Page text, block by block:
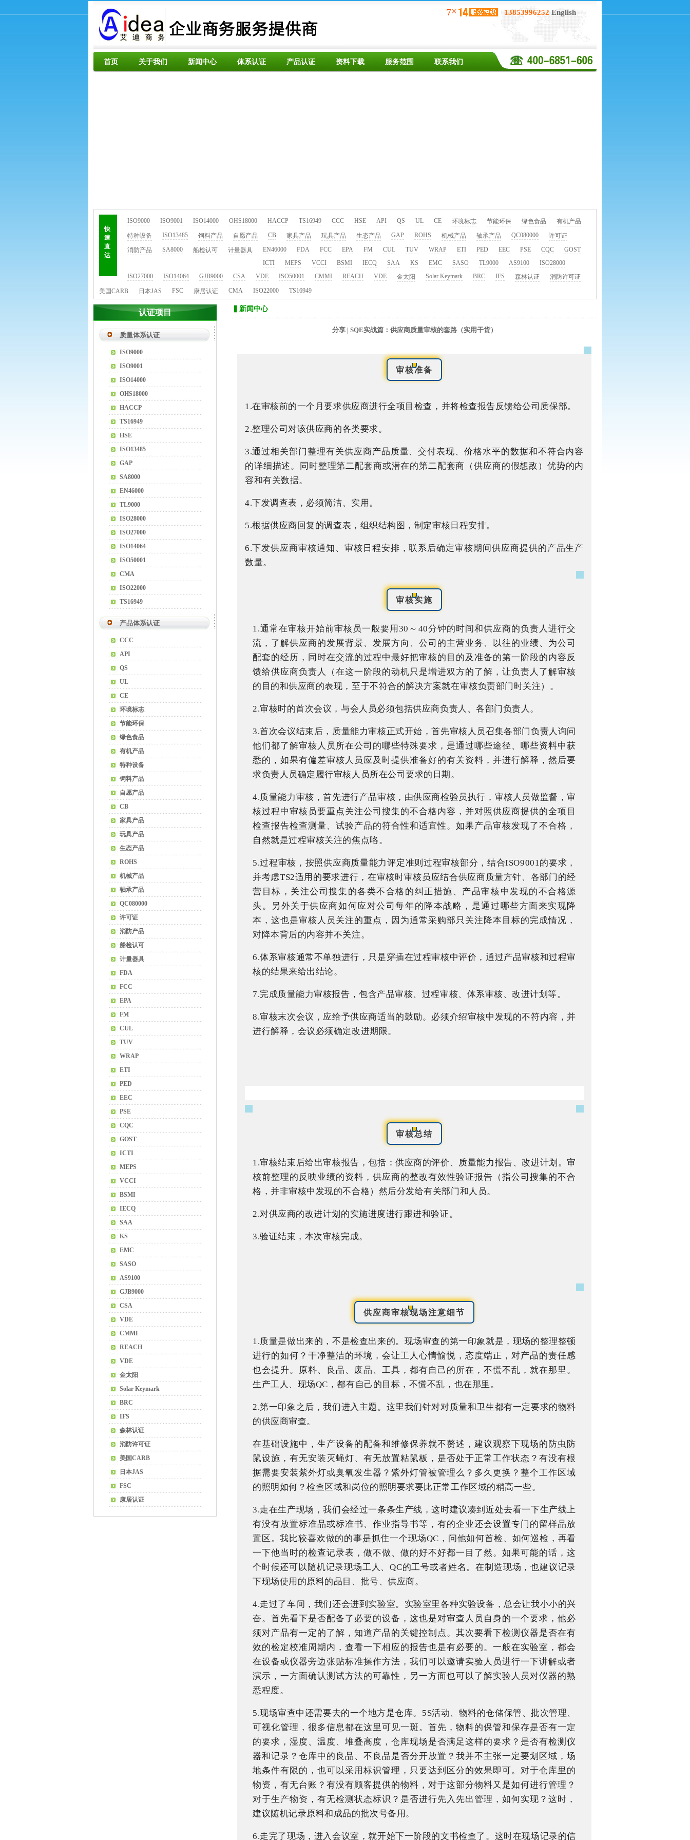
13853996252 English
首页 关于我们 新闻中心 体系认证 产品认证 资料下载 服务范围 联系我们
快
速
直
达
ISO9000 ISO9001 ISO14000 OHS18000 HACCP TS16949 CCC HSE API QS UL CE 环境标志 节能环保 绿色食品
有机产品
特种设备
ISO13485 饲料产品 自愿产品 CB 家具产品 玩具产品 生态产品 GAP ROHS 机械产品 轴承产品 QC080000
许可证
消防产品
SA8000 船检认可 计量器具 EN46000 FDA FCC EPA FM CUL TUV WRAP ETI PED EEC PSE CQC
GOST
ICTI
MEPS VCCI BSMI IECQ SAA KS EMC SASO TL9000 AS9100
ISO28000
ISO27000
ISO14064 GJB9000 CSA VDE ISO50001 CMMI REACH VDE 金太阳 Solar Keymark BRC IFS 森林认证
消防许可证
美国CARB
日本JAS FSC 康居认证 CMA ISO22000 TS16949
认证项目
质量体系认证
ISO9000
ISO9001
ISO14000
OHS18000
HACCP
TS16949
HSE
ISO13485
GAP
SA8000
EN46000
TL9000
ISO28000
ISO27000
ISO14064
ISO50001
CMA
ISO22000
TS16949
产品体系认证
CCC
API
QS
UL
CE
环境标志
节能环保
绿色食品
有机产品
特种设备
饲料产品
自愿产品
CB
家具产品
玩具产品
生态产品
ROHS
机械产品
轴承产品
QC080000
许可证
消防产品
船检认可
计量器具
FDA
FCC
EPA
FM
CUL
TUV
WRAP
ETI
PED
EEC
PSE
CQC
GOST
ICTI
MEPS
VCCI
BSMI
IECQ
SAA
KS
EMC
SASO
AS9100
GJB9000
CSA
VDE
CMMI
REACH
VDE
金太阳
Solar Keymark
BRC
IFS
森林认证
消防许可证
美国CARB
日本JAS
FSC
康居认证
▍新闻中心
分享 | SQE实战篇：供应商质量审核的套路（实用干货）
审核准备
1.在审核前的一个月要求供应商进行全项目检查，并将检查报告反馈给公司质保部。
2.整理公司对该供应商的各类要求。
3.通过相关部门整理有关供应商产品质量、交付表现、价格水平的数据和不符合内容
的详细描述。同时整理第二配套商或潜在的第二配套商（供应商的假想敌）优势的内
容和有关数据。
4.下发调查表，必须简洁、实用。
5.根据供应商回复的调查表，组织结构图，制定审核日程安排。
6.下发供应商审核通知、审核日程安排，联系后确定审核期间供应商提供的产品生产
数量。
审核实施
1.通常在审核开始前审核员一般要用30～40分钟的时间和供应商的负责人进行交
流，了解供应商的发展背景、发展方向、公司的主营业务、以往的业绩、为公司
配套的经历，同时在交流的过程中最好把审核的目的及准备的第一阶段的内容反
馈给供应商负责人（在这一阶段的动机只是增进双方的了解，让负责人了解审核
的目的和供应商的表现，至于不符合的解决方案就在审核负责部门时关注）。
2.审核时的首次会议，与会人员必须包括供应商负责人、各部门负责人。
3.首次会议结束后，质量能力审核正式开始，首先审核人员召集各部门负责人询问
他们都了解审核人员所在公司的哪些特殊要求，是通过哪些途径、哪些资料中获
悉的，如果有偏差审核人员应及时提供准备好的有关资料，并进行解释，然后要
求负责人员确定履行审核人员所在公司要求的日期。
4.质量能力审核，首先进行产品审核，由供应商检验员执行，审核人员做监督，审
核过程中审核员要重点关注公司搜集的不合格内容，并对照供应商提供的全项目
检查报告检查测量、试验产品的符合性和适宜性。如果产品审核发现了不合格，
自然就是过程审核关注的焦点咯。
5.过程审核，按照供应商质量能力评定准则过程审核部分，结合ISO9001的要求，
并考虑TS2适用的要求进行，在审核时审核员应结合供应商质量方针、各部门的经
营目标，关注公司搜集的各类不合格的纠正措施、产品审核中发现的不合格源
头。另外关于供应商如何应对公司每年的降本战略，是通过哪些方面来实现降
本，这也是审核人员关注的重点，因为通常采购部只关注降本目标的完成情况，
对降本背后的内容并不关注。
6.体系审核通常不单独进行，只是穿插在过程审核中评价，通过产品审核和过程审
核的结果来给出结论。
7.完成质量能力审核报告，包含产品审核、过程审核、体系审核、改进计划等。
8.审核末次会议，应给予供应商适当的鼓励。必须介绍审核中发现的不符内容，并
进行解释，会议必须确定改进期限。
审核总结
1.审核结束后给出审核报告，包括：供应商的评价、质量能力报告、改进计划。审
核前整理的反映业绩的资料，供应商的整改有效性验证报告（指公司搜集的不合
格，并非审核中发现的不合格）然后分发给有关部门和人员。
2.对供应商的改进计划的实施进度进行跟进和验证。
3.验证结束，本次审核完成。
供应商审核现场注意细节
1.质量是做出来的，不是检查出来的。现场审查的第一印象就是，现场的整理整顿
进行的如何？干净整洁的环境，会让工人心情愉悦，态度端正，对产品的责任感
也会提升。原料、良品、废品、工具，都有自己的所在，不慌不乱，就在那里。
生产工人、现场QC，都有自己的目标，不慌不乱，也在那里。
2.第一印象之后，我们进入主题。这里我们针对对质量和卫生都有一定要求的物料
的供应商审查。
在基础设施中，生产设备的配备和维修保养就不赘述，建议观察下现场的防虫防
鼠设施，有无安装灭蝇灯、有无放置粘鼠板，是否处于正常工作状态？有没有根
据需要安装紫外灯或臭氧发生器？紫外灯管被管理么？多久更换？整个工作区域
的照明如何？检查区域和岗位的照明要求要比正常工作区域的稍高一些。
3.走在生产现场，我们会经过一条条生产线，这时建议凑到近处去看一下生产线上
有没有放置标准品或标准书、作业指导书等，有的企业还会设置专门的留样品放
置区。我比较喜欢做的的事是抓住一个现场QC，问他如何首检、如何巡检，再看
一下他当时的检查记录表，做不做、做的好不好都一目了然。如果可能的话，这
个时候还可以随机记录现场工人、QC的工号或者姓名。在制造现场，也建议记录
下现场使用的原料的品目、批号、供应商。
4.走过了车间，我们还会进到实验室。实验室里各种实验设备，总会让我小小的兴
奋。首先看下是否配备了必要的设备，这也是对审查人员自身的一个要求，他必
须对产品有一定的了解，知道产品的关键控制点。其次要看下检测仪器是否在有
效的检定校准周期内，查看一下相应的报告也是有必要的。一般在实验室，都会
在设备或仪器旁边张贴标准操作方法，我们可以邀请实验人员进行一下讲解或者
演示，一方面确认测试方法的可靠性，另一方面也可以了解实验人员对仪器的熟
悉程度。
5.现场审查中还需要去的一个地方是仓库。5S活动、物料的仓储保管、批次管理、
可视化管理，很多信息都在这里可见一斑。首先，物料的保管和保存是否有一定
的要求，湿度、温度、堆叠高度，仓库现场是否满足这样的要求？是否有检测仪
器和记录？仓库中的良品、不良品是否分开放置？我并不主张一定要划区域，场
地条件有限的，也可以采用标识管理，只要达到区分的效果即可。对于仓库里的
物资，有无台账？有没有顾客提供的物料，对于这部分物料又是如何进行管理？
对于生产物资，有无检测状态标识？是否进行先入先出管理，如何实现？这时，
建议随机记录原料和成品的批次号备用。
6.走完了现场，进入会议室，就开始下一阶段的文书检查了。这时在现场记录的信